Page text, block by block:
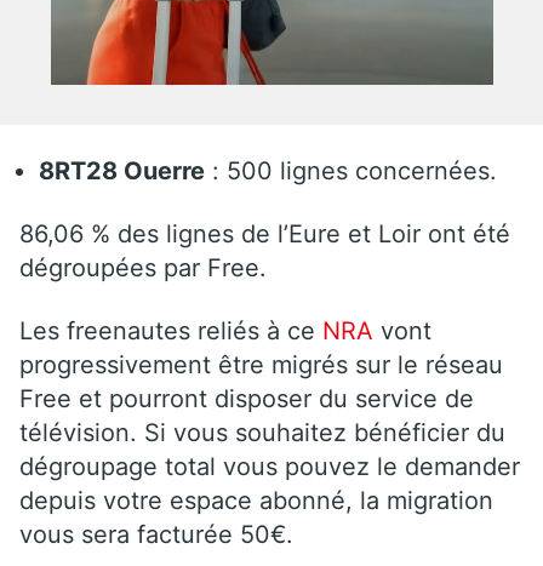
8RT28 Ouerre : 500 lignes concernées.
86,06 % des lignes de l’Eure et Loir ont été
dégroupées par Free.
Les freenautes reliés à ce NRA vont
progressivement être migrés sur le réseau
Free et pourront disposer du service de
télévision. Si vous souhaitez bénéficier du
dégroupage total vous pouvez le demander
depuis votre espace abonné, la migration
vous sera facturée 50€.